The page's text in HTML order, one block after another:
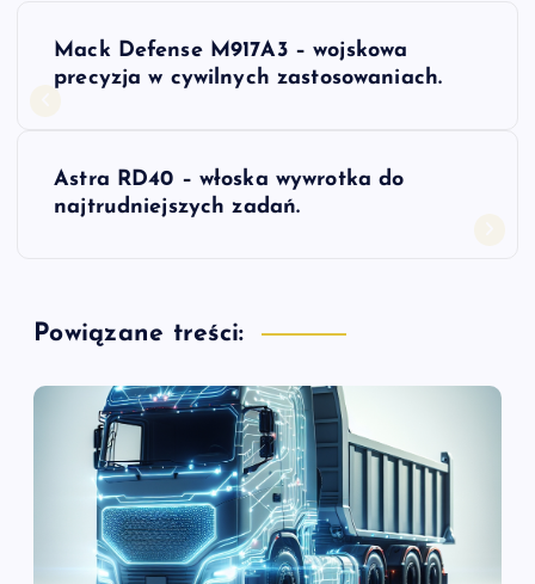
N
a
c
Mack Defense M917A3 – wojskowa
precyzja w cywilnych zastosowaniach.
Astra RD40 – włoska wywrotka do
najtrudniejszych zadań.
Powiązane treści: